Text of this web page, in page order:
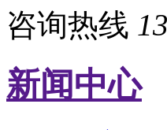
咨询热线
新闻中心